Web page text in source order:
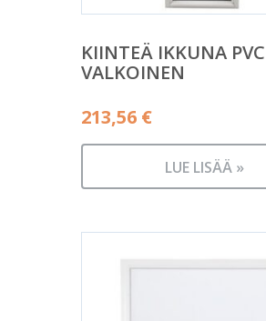
KIINTEÄ IKKUNA PVC
VALKOINEN
213,56 €
LUE LISÄÄ »